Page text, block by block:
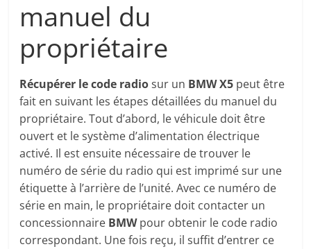
manuel du
propriétaire
Récupérer le code radiosur un BMW X5 peut être
fait en suivant les étapes détaillées du manuel du
propriétaire. Tout d’abord, le véhicule doit être
ouvert et le système d’alimentation électrique
activé. Il est ensuite nécessaire de trouver le
numéro de série du radio qui est imprimé sur une
étiquette à l’arrière de l’unité. Avec ce numéro de
série en main, le propriétaire doit contacter un
concessionnaire BMWpour obtenir le code radio
correspondant. Une fois reçu, il suffit d’entrer ce